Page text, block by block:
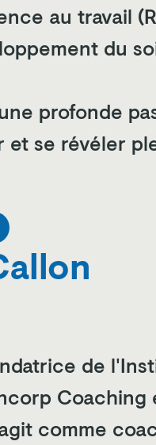
au travail
du
profonde
et se révéler
de
Coaching
comme